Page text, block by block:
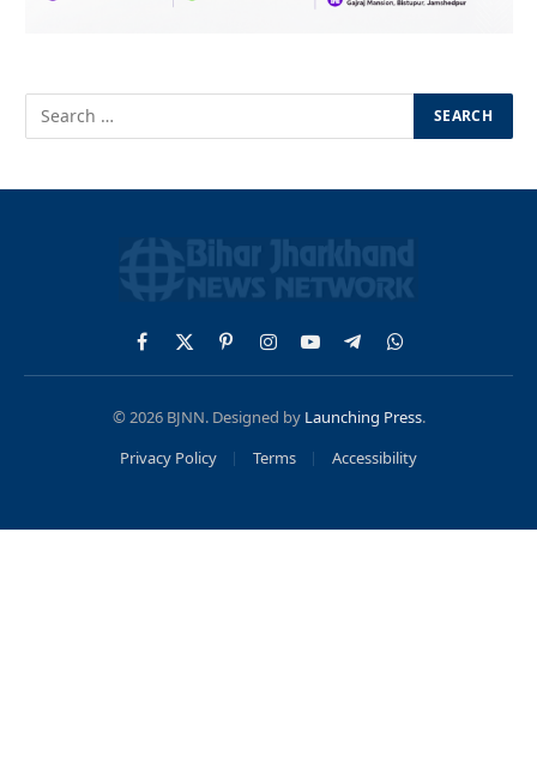
Facebook
X
(Twitter)
PinterestInstagram
YouTubeTelegramWhatsApp
© 2026 BJNN. Designed by Launching Press.
Privacy Policy
Terms Accessibility